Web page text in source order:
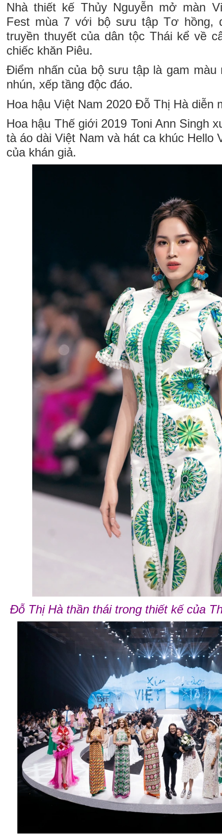
Nhà thiết kế Thủy Nguyễn mở màn
Fest mùa 7 với bộ sưu tập Tơ hồng,
truyền thuyết của dân tộc Thái kể về
chiếc khăn Piêu.
Điểm nhấn của bộ sưu tập là gam màu
nhún, xếp tầng độc đáo.
Hoa hậu Việt Nam 2020 Đỗ Thị Hà diễn
Hoa hậu Thế giới 2019 Toni Ann Singh
tà áo dài Việt Nam và hát ca khúc Hello
của khán giả.
Đỗ Thị Hà thần thái trong thiết kế của